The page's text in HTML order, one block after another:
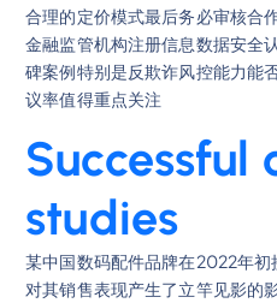
合理的定价模式最后务必审核合
金融监管机构注册信息数据安全
碑案例特别是反欺诈风控能力能
议率值得重点关注
Successful
studies
某中国数码配件品牌在2022年
对其销售表现产生了立竿见影的